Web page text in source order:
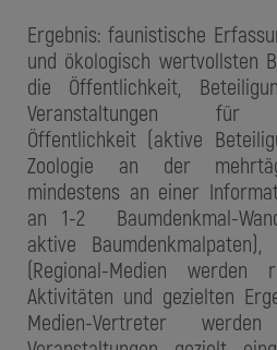
Ergebnis: faunistische
und ökologisch wertvollsten
die Öffentlichkeit,
Veranstaltungen für
Öffentlichkeit (aktive
Zoologie an der
mindestens an einer
an 1-2 Baumdenkmal-
aktive
(Regional-Medien
Aktivitäten und gezielten
Medien-Vertreter